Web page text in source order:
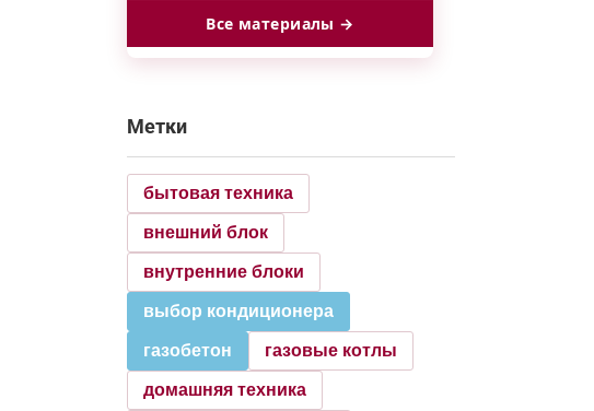
Все материалы →
Метки
бытовая техника
внешний блок
внутренние блоки
выбор кондиционера
газобетон газовые котлы
домашняя техника